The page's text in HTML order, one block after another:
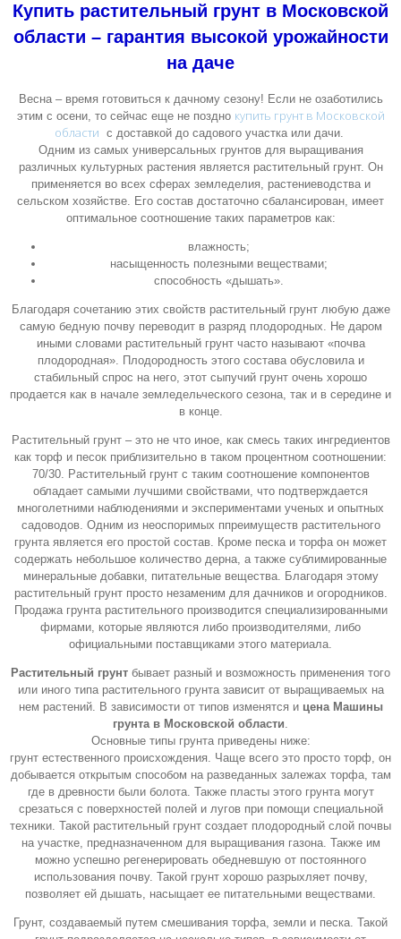
Купить растительный грунт в Московской
области – гарантия высокой урожайности
на даче
Весна – время готовиться к дачному сезону! Если не озаботились
этим с осени, то сейчас еще не поздно купить грунт в Московской
области с доставкой до садового участка или дачи.
Одним из самых универсальных грунтов для выращивания
различных культурных растения является растительный грунт. Он
применяется во всех сферах земледелия, растениеводства и
сельском хозяйстве. Его состав достаточно сбалансирован, имеет
оптимальное соотношение таких параметров как:
влажность;
насыщенность полезными веществами;
способность «дышать».
Благодаря сочетанию этих свойств растительный грунт любую даже
самую бедную почву переводит в разряд плодородных. Не даром
иными словами растительный грунт часто называют «почва
плодородная». Плодородность этого состава обусловила и
стабильный спрос на него, этот сыпучий грунт очень хорошо
продается как в начале земледельческого сезона, так и в середине и
в конце.
Растительный грунт – это не что иное, как смесь таких ингредиентов
как торф и песок приблизительно в таком процентном соотношении:
70/30. Растительный грунт с таким соотношение компонентов
обладает самыми лучшими свойствами, что подтверждается
многолетними наблюдениями и экспериментами ученых и опытных
садоводов. Одним из неоспоримых ппреимуществ растительного
грунта является его простой состав. Кроме песка и торфа он может
содержать небольшое количество дерна, а также сублимированные
минеральные добавки, питательные вещества. Благодаря этому
растительный грунт просто незаменим для дачников и огородников.
Продажа грунта растительного производится специализированными
фирмами, которые являются либо производителями, либо
официальными поставщиками этого материала.
Растительный грунт бывает разный и возможность применения того
или иного типа растительного грунта зависит от выращиваемых на
нем растений. В зависимости от типов изменятся и цена Машины
грунта в Московской области.
Основные типы грунта приведены ниже:
грунт естественного происхождения. Чаще всего это просто торф, он
добывается открытым способом на разведанных залежах торфа, там
где в древности были болота. Также пласты этого грунта могут
срезаться с поверхностей полей и лугов при помощи специальной
техники. Такой растительный грунт создает плодородный слой почвы
на участке, предназначенном для выращивания газона. Также им
можно успешно регенерировать обедневшую от постоянного
использования почву. Такой грунт хорошо разрыхляет почву,
позволяет ей дышать, насыщает ее питательными веществами.
Грунт, создаваемый путем смешивания торфа, земли и песка. Такой